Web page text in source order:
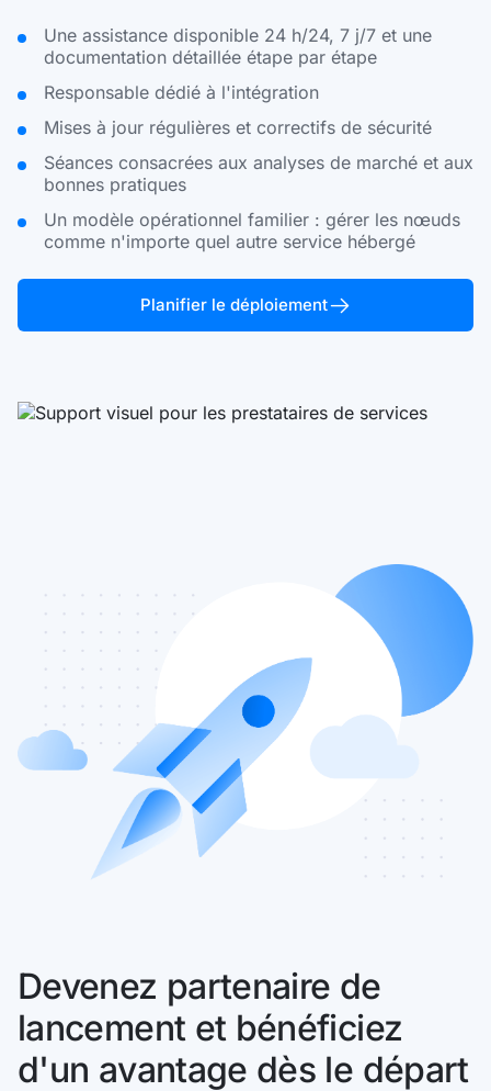
Une assistance disponible 24 h/24, 7 j/7 et une
documentation détaillée étape par étape
Responsable dédié à l'intégration
Mises à jour régulières et correctifs de sécurité
Séances consacrées aux analyses de marché et aux
bonnes pratiques
Un modèle opérationnel familier : gérer les nœuds
comme n'importe quel autre service hébergé
Planifier le déploiement
Devenez partenaire de
lancement et bénéficiez
d'un avantage dès le départ